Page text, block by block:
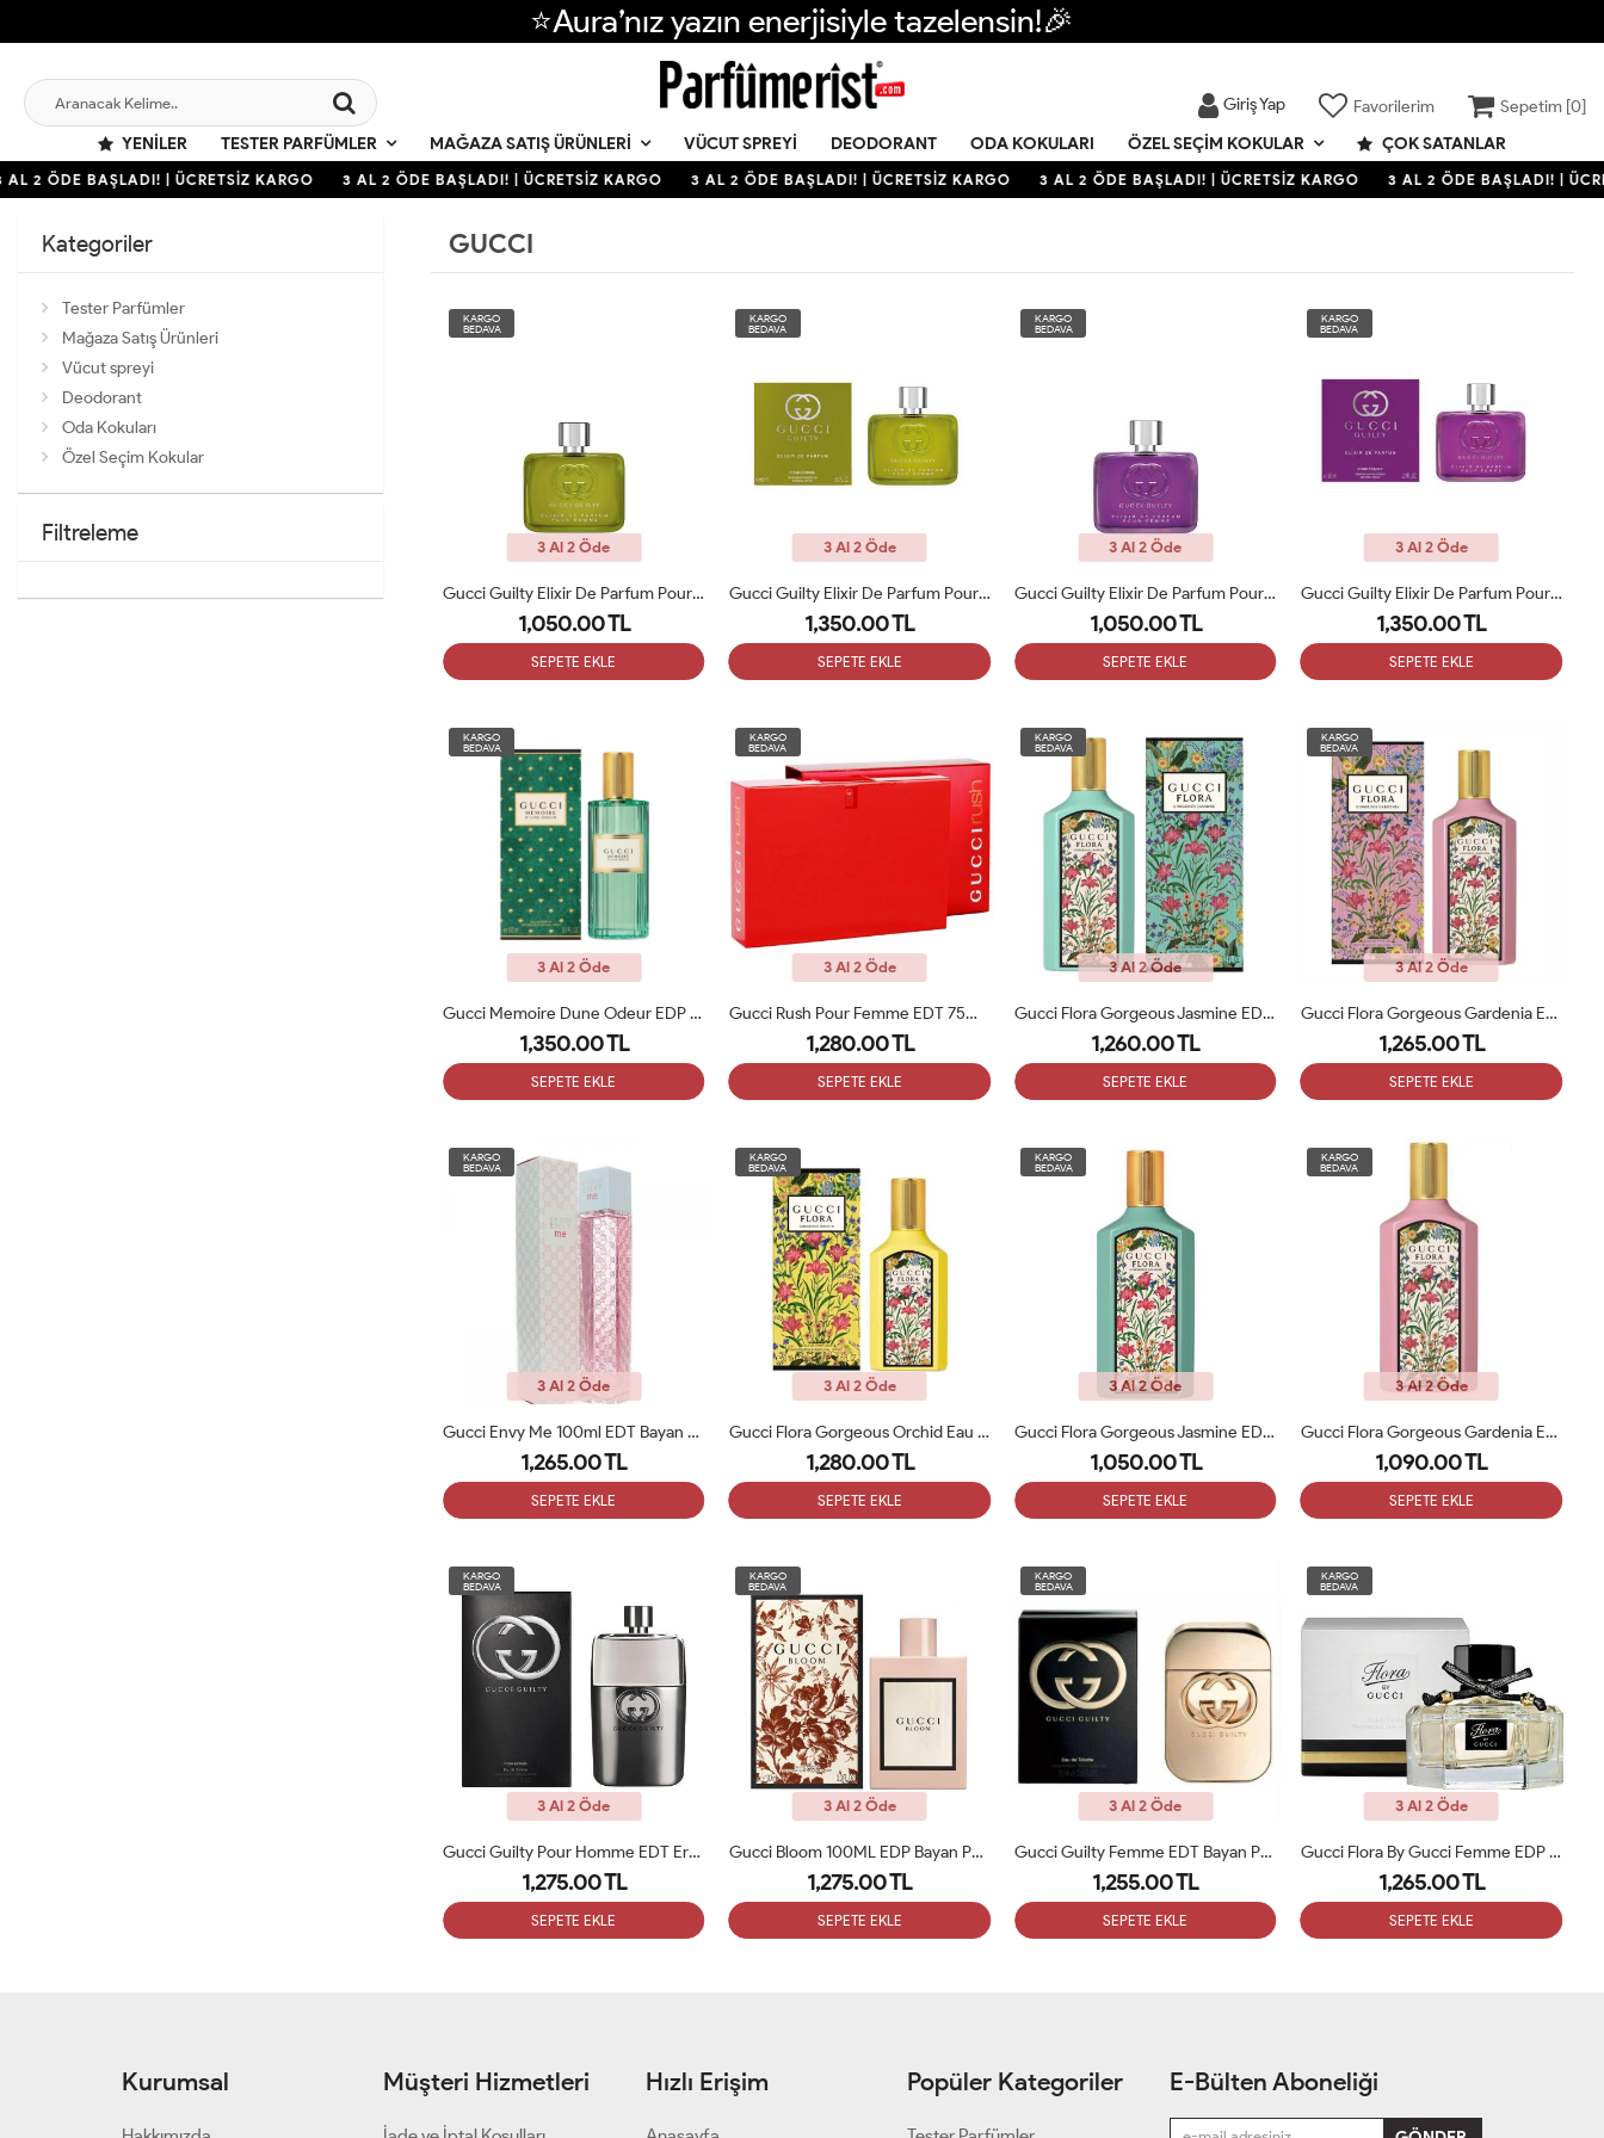
⭐Aura’nız yazın enerjisiyle tazelensin!🎉
Giriş Yap Favorilerim Sepetim [0]
YENILER
TESTER PARFÜMLER MAĞAZA SATIŞ ÜRÜNLERI VÜCUT SPREYI DEODORANT ODA KOKULARI ÖZEL SEÇIM KOKULAR ÇOK SATANLAR
2 ÖDE BAŞLADI! | ÜCRETSİZ KARGO 3 AL 2 ÖDE BAŞLADI! | ÜCRETSİZ KARGO 3 AL 2 ÖDE BAŞLADI! | ÜCRETSİZ KARGO 3 AL 2 ÖDE BAŞLADI! | ÜCRETSİZ KARGO 3 AL 2 ÖDE BAŞLADI! |
Kategoriler
Tester Parfümler
Mağaza Satış Ürünleri
Vücut spreyi
Deodorant
Oda Kokuları
Özel Seçim Kokular
Filtreleme
GUCCI
KARGO
BEDAVA
3 Al 2 Öde
Gucci Guilty Elixir De Parfum Pour Homme 60ML Erkek Tester Parfüm
1,050.00 TL
SEPETE EKLE
KARGO
BEDAVA
3 Al 2 Öde
Gucci Guilty Elixir De Parfum Pour Homme 60ML Erkek Parfüm ARC
1,350.00 TL
SEPETE EKLE
KARGO
BEDAVA
3 Al 2 Öde
Gucci Guilty Elixir De Parfum Pour Femme 60ML Kadın Tester Parfüm
1,050.00 TL
SEPETE EKLE
KARGO
BEDAVA
3 Al 2 Öde
Gucci Guilty Elixir De Parfum Pour Femme 60ML Kadın Parfüm ARC
1,350.00 TL
SEPETE EKLE
KARGO
BEDAVA
3 Al 2 Öde
Gucci Memoire Dune Odeur EDP 100ML Unisex Parfüm ARC
1,350.00 TL
SEPETE EKLE
KARGO
BEDAVA
3 Al 2 Öde
Gucci Rush Pour Femme EDT 75ml Bayan Parfüm ARC
1,280.00 TL
SEPETE EKLE
KARGO
BEDAVA
3 Al 2 Öde
Gucci Flora Gorgeous Jasmine EDP 100ML Kadın Parfümü ARC
1,260.00 TL
SEPETE EKLE
KARGO
BEDAVA
3 Al 2 Öde
Gucci Flora Gorgeous Gardenia EDP 100ML Kadın Parfümü ARC
1,265.00 TL
SEPETE EKLE
KARGO
BEDAVA
3 Al 2 Öde
Gucci Envy Me 100ml EDT Bayan Parfüm ARC
1,265.00 TL
SEPETE EKLE
KARGO
BEDAVA
3 Al 2 Öde
Gucci Flora Gorgeous Orchid Eau De Parfum 100 Ml Bayan Parfümü ARC
1,280.00 TL
SEPETE EKLE
KARGO
BEDAVA
3 Al 2 Öde
Gucci Flora Gorgeous Jasmine EDP 100ML Kadın Tester Parfümü
1,050.00 TL
SEPETE EKLE
KARGO
BEDAVA
3 Al 2 Öde
Gucci Flora Gorgeous Gardenia Edp 100 Ml Kadın Parfüm Tester
1,090.00 TL
SEPETE EKLE
KARGO
BEDAVA
3 Al 2 Öde
Gucci Guilty Pour Homme EDT Erkek Parfüm 90ml ARC
1,275.00 TL
SEPETE EKLE
KARGO
BEDAVA
3 Al 2 Öde
Gucci Bloom 100ML EDP Bayan Parfümü ARC
1,275.00 TL
SEPETE EKLE
KARGO
BEDAVA
3 Al 2 Öde
Gucci Guilty Femme EDT Bayan Parfüm 75ml ARC
1,255.00 TL
SEPETE EKLE
KARGO
BEDAVA
3 Al 2 Öde
Gucci Flora By Gucci Femme EDP Bayan Parfüm 75ml ARC
1,265.00 TL
SEPETE EKLE
Kurumsal Müşteri Hizmetleri Hızlı Erişim Popüler Kategoriler E-Bülten Aboneliği